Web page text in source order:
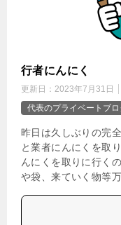
行者にんにく
更新日： 2023年7月31日
代表のプライベートブ
昨日は久しぶりの完
と業者にんにくを取
んにくを取りに行く
や袋、来ていく物等